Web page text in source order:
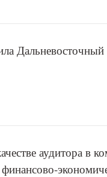
Дальневосточный
аудитора в